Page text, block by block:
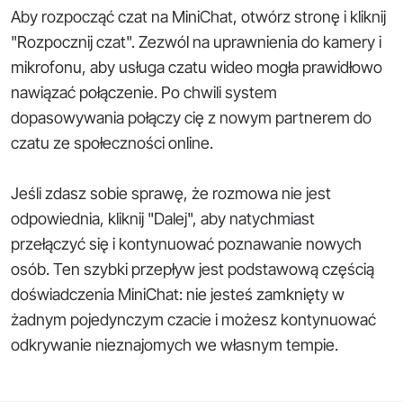
Aby rozpocząć czat na MiniChat, otwórz stronę i kliknij
"Rozpocznij czat". Zezwól na uprawnienia do kamery i
mikrofonu, aby usługa czatu wideo mogła prawidłowo
nawiązać połączenie. Po chwili system
dopasowywania połączy cię z nowym partnerem do
czatu ze społeczności online.
Jeśli zdasz sobie sprawę, że rozmowa nie jest
odpowiednia, kliknij "Dalej", aby natychmiast
przełączyć się i kontynuować poznawanie nowych
osób. Ten szybki przepływ jest podstawową częścią
doświadczenia MiniChat: nie jesteś zamknięty w
żadnym pojedynczym czacie i możesz kontynuować
odkrywanie nieznajomych we własnym tempie.